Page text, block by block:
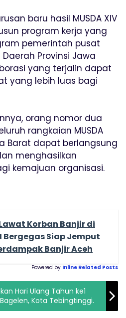
baru hasil MUSDA XIV
program kerja yang
pemerintah pusat
Provinsi Jawa
yang terjalin dapat
yang lebih luas bagi
orang nomor dua
rangkaian MUSDA
Barat dapat berlangsung
menghasilkan
kemajuan organisasi.
Korban Banjir di
Bergegas Siap Jemput
Banjir Aceh
Powered by Inline Related Posts
Hari Ulang Tahun ke1
Kota Tebingtinggi.